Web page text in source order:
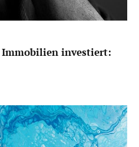
investiert: